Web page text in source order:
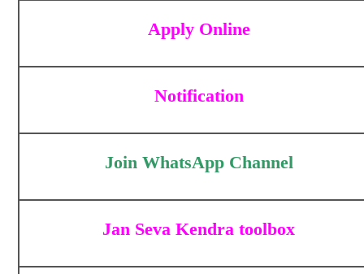
Apply Online
Notification
Join WhatsApp Channel
Jan Seva Kendra toolbox